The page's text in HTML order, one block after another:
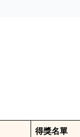
得獎名單